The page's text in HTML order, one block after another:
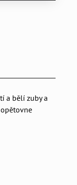
a bělí zuby a